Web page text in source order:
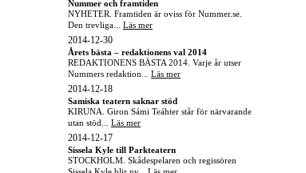
Nummer och framtiden
NYHETER. Framtiden är oviss för Nummer.se.
Den trevliga... Läs mer
2014-12-30
Årets bästa – redaktionens val 2014
REDAKTIONENS BÄSTA 2014. Varje år utser
Nummers redaktion... Läs mer
2014-12-18
Samiska teatern saknar stöd
KIRUNA. Giron Sámi Teáhter står för närvarande
utan stöd... Läs mer
2014-12-17
Sissela Kyle till Parkteatern
STOCKHOLM. Skådespelaren och regissören
Sissela Kyle blir ny... Läs mer